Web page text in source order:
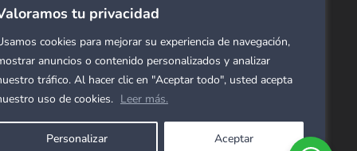
tu privacidad
cookies para mejorar su experiencia de navegación,
anuncios o contenido personalizados y analizar
tráfico. Al hacer clic en "Aceptar todo", usted acepta
uso de cookies. Leer más.
Personalizar Aceptar
para pared
Residenciales
decorativos para pared
Flex
para gimnasio